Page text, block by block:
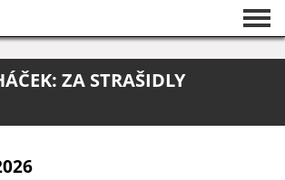
ZA STRAŠIDLY